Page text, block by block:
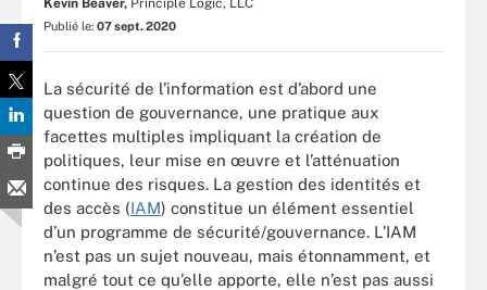
Kevin Beaver, Principle Logic, LLC
Publié le: 07 sept. 2020
La sécurité de l’information est d’abord une
question de gouvernance, une pratique aux
facettes multiples impliquant la création de
politiques, leur mise en œuvre et l’atténuation
continue des risques. La gestion des identités et
des accès (IAM) constitue un élément essentiel
d’un programme de sécurité/gouvernance. L’IAM
n’est pas un sujet nouveau, mais étonnamment, et
malgré tout ce qu’elle apporte, elle n’est pas aussi